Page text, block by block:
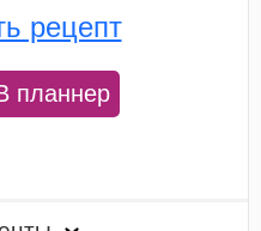
рецепт
планнер